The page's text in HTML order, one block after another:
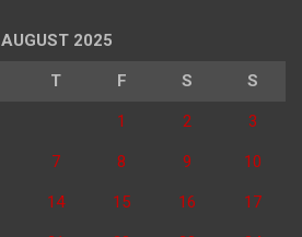
AUGUST 2025
T F S S
1 2 3
7 8 9 10
14 15 16 17